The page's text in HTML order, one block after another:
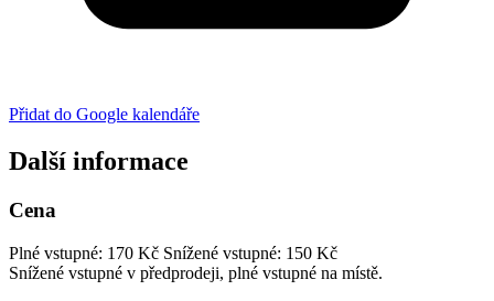
Přidat do Google kalendáře
Další informace
Cena
Plné vstupné: 170 Kč Snížené vstupné: 150 Kč
Snížené vstupné v předprodeji, plné vstupné na místě.